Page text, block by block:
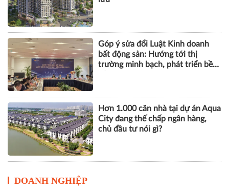
Góp ý sửa đổi Luật Kinh doanh
bất động sản: Hướng tới thị
trường minh bạch, phát triển bền
Hơn 1.000 căn nhà tại dự án Aqua
City đang thế chấp ngân hàng,
chủ đầu tư nói gì?
DOANH NGHIỆP